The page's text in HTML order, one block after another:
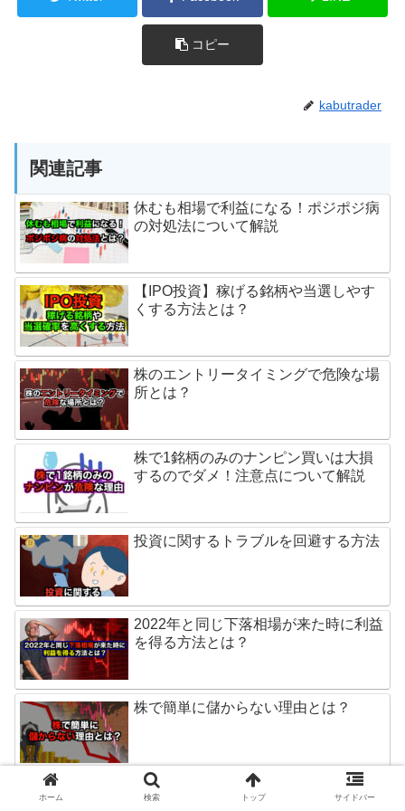
コピー
kabutrader
関連記事
休むも相場で利益になる！ポジポジ病
の対処法について解説
【IPO投資】稼げる銘柄や当選しやす
くする方法とは？
株のエントリータイミングで危険な場
所とは？
株で1銘柄のみのナンピン買いは大損
するのでダメ！注意点について解説
投資に関するトラブルを回避する方法
2022年と同じ下落相場が来た時に利益
を得る方法とは？
株で簡単に儲からない理由とは？
【株】売買ルールを守るならチャート
ホーム 検索 トップ サイドバー